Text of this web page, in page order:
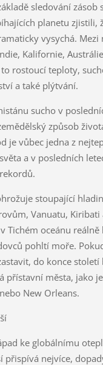
sledování zásob
planetu zjistili,
vysychá. Mezi
Kalifornie,
rostoucí teploty,
a také plýtvání.
sucho v
způsob
je vůbec jedna z
a v posledních
stoupající
Vanuatu, Kiribati
Tichém oceánu reálně
pohltí moře.
do konce
přístavní města, jako
New Orleans.
ke globálnímu
přispívá nejvíce,